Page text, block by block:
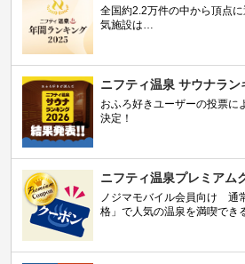
全国約2.2万件の中から頂点
気施設は…
ニフティ温泉 サウナラン
おふろ好きユーザーの投票に
決定！
ニフティ温泉プレミアム
ノジマモバイル会員向け 通
格」で人気の温泉を満喫でき